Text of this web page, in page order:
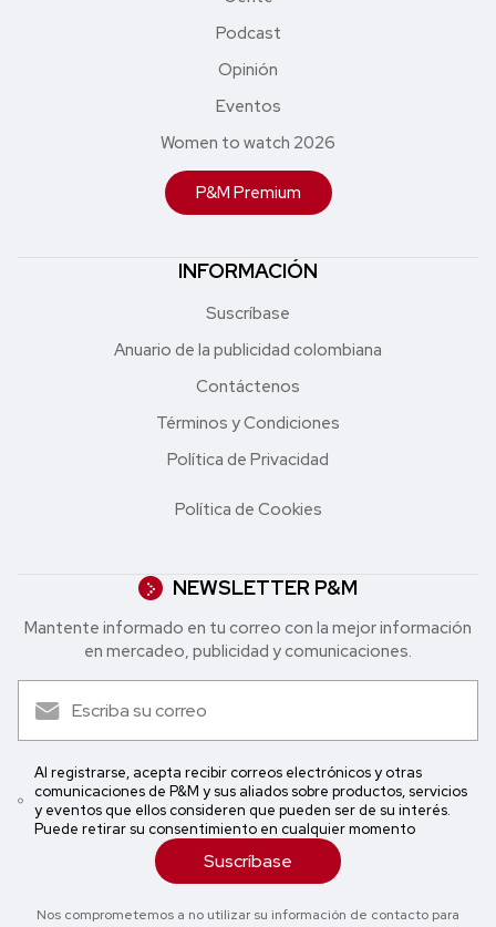
Podcast
Opinión
Eventos
Women to watch 2026
P&M Premium
INFORMACIÓN
Suscríbase
Anuario de la publicidad colombiana
Contáctenos
Términos y Condiciones
Política de Privacidad
Política de Cookies
NEWSLETTER P&M
Mantente informado en tu correo con la mejor in formación
en mercadeo, publicidad y comunicaciones.
Al registrarse, acepta recibir correos electrónicos y otras
comunicaciones de P&M y sus aliados sobre productos, servicios
y eventos que ellos consideren que pueden ser de su interés.
Puede retirar su consentimiento en cualquier momento
Suscríbase
Nos comprometemos a no utilizar su información de contacto para